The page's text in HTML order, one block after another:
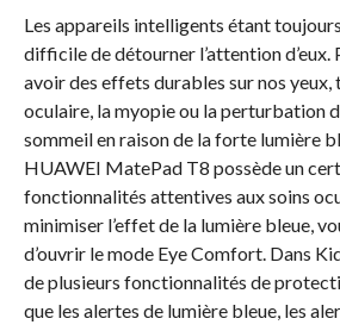
Les appareils intelligents étant
difficile de détourner l’attention d’eux.
avoir des effets durables sur nos yeux,
oculaire, la myopie ou la perturbation
sommeil en raison de la forte lumière
HUAWEI MatePad T8 possède un
fonctionnalités attentives aux soins
minimiser l’effet de la lumière bleue,
d’ouvrir le mode Eye Comfort. Dans
de plusieurs fonctionnalités de
que les alertes de lumière bleue, les